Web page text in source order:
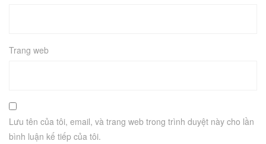
Trang web
Lưu tên của tôi, email, và trang web trong trình duyệt này cho lần
bình luận kế tiếp của tôi.